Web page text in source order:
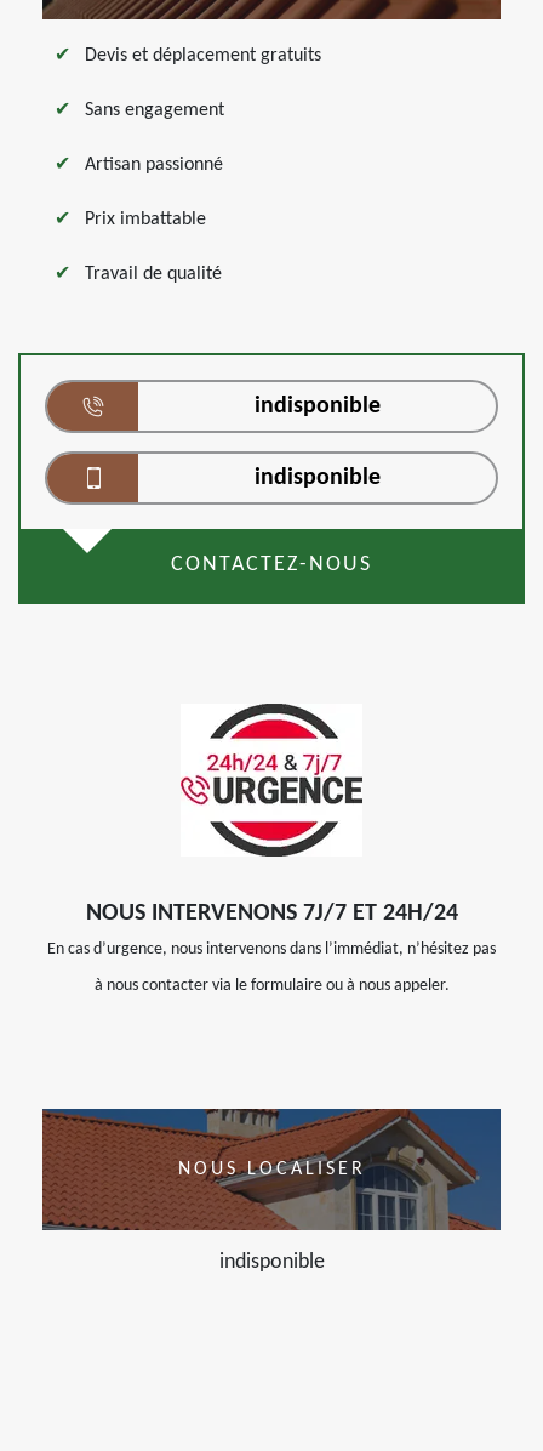
Devis et déplacement gratuits
Sans engagement
Artisan passionné
Prix imbattable
Travail de qualité
indisponible
indisponible
CONTACTEZ-NOUS
NOUS INTERVENONS 7J/7 ET 24H/24
En cas d’urgence, nous intervenons dans l’immédiat, n’hésitez pas
à nous contacter via le formulaire ou à nous appeler.
NOUS LOCALISER
indisponible